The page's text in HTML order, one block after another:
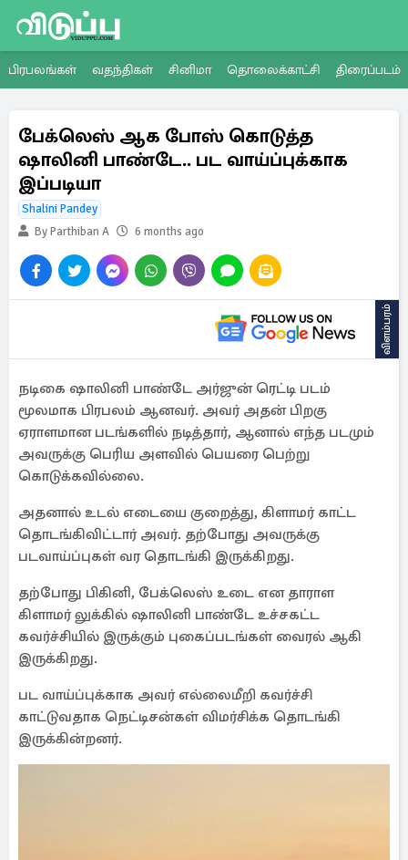
பிரபலங்கள் வதந்திகள் சினிமா தொலைக்காட்சி திரைப்படம்
பேக்லெஸ் ஆக போஸ் கொடுத்த
ஷாலினி பாண்டே.. பட வாய்ப்புக்காக
இப்படியா
Shalini Pandey
By Parthiban A
6 months ago
விளம்பரம்
நடிகை ஷாலினி பாண்டே அர்ஜுன் ரெட்டி படம்
மூலமாக பிரபலம் ஆனவர். அவர் அதன் பிறகு
ஏராளமான படங்களில் நடித்தார், ஆனால் எந்த படமும்
அவருக்கு பெரிய அளவில் பெயரை பெற்று
கொடுக்கவில்லை.
அதனால் உடல் எடையை குறைத்து, கிளாமர் காட்ட
தொடங்கிவிட்டார் அவர். தற்போது அவருக்கு
படவாய்ப்புகள் வர தொடங்கி இருக்கிறது.
தற்போது பிகினி, பேக்லெஸ் உடை என தாராள
கிளாமர் லுக்கில் ஷாலினி பாண்டே உச்சகட்ட
கவர்ச்சியில் இருக்கும் புகைப்படங்கள் வைரல் ஆகி
இருக்கிறது.
பட வாய்ப்புக்காக அவர் எல்லைமீறி கவர்ச்சி
காட்டுவதாக நெட்டிசன்கள் விமர்சிக்க தொடங்கி
இருக்கின்றனர்.